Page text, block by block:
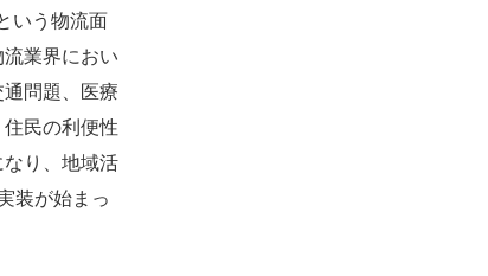
いう物流面
業界におい
問題、医療
民の利便性
り、地域活
装が始まっ